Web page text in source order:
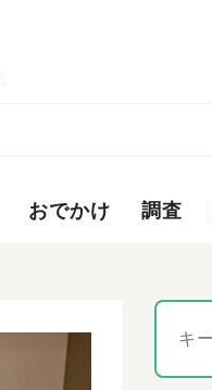
おでかけ 調査